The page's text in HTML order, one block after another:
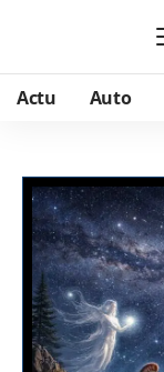
Actu Auto